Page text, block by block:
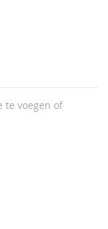
te voegen of